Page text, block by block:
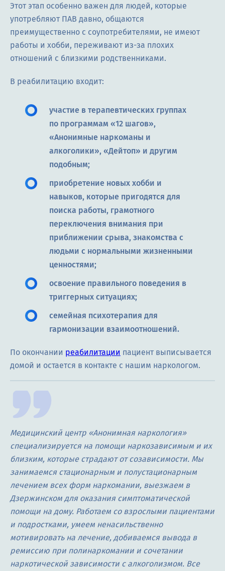
Этот этап особенно важен для людей, которые
употребляют ПАВ давно, общаются
преимущественно с соупотребителями, не имеют
работы и хобби, переживают из-за плохих
отношений с близкими родственниками.
В реабилитацию входит:
участие в терапевтических группах
по программам «12 шагов»,
«Анонимные наркоманы и
алкоголики», «Дейтоп» и другим
подобным;
приобретение новых хобби и
навыков, которые пригодятся для
поиска работы, грамотного
переключения внимания при
приближении срыва, знакомства с
людьми с нормальными жизненными
ценностями;
освоение правильного поведения в
триггерных ситуациях;
семейная психотерапия для
гармонизации взаимоотношений.
По окончании реабилитации пациент выписывается
домой и остается в контакте с нашим наркологом.
Медицинский центр «Анонимная наркология»
специализируется на помощи наркозависимым и их
близким, которые страдают от созависимости. Мы
занимаемся стационарным и полустационарным
лечением всех форм наркомании, выезжаем в
Дзержинском для оказания симптоматической
помощи на дому. Работаем со взрослыми пациентами
и подростками, умеем ненасильственно
мотивировать на лечение, добиваемся вывода в
ремиссию при полинаркомании и сочетании
наркотической зависимости с алкоголизмом. Все